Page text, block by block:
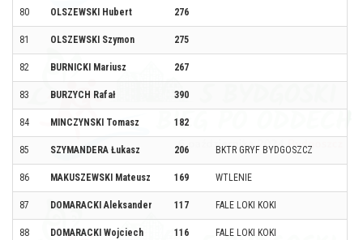
80 OLSZEWSKI Hubert 276
81 OLSZEWSKI Szymon 275
82 BURNICKI Mariusz 267
83 BURZYCH Rafał 390
84 MINCZYNSKI Tomasz 182
85 SZYMANDERA Łukasz 206 BKTR GRYF BYDGOSZCZ
86 MAKUSZEWSKI Mateusz 169 WTLENIE
87 DOMARACKI Aleksander 117 FALE LOKI KOKI
88 DOMARACKI Wojciech 116 FALE LOKI KOKI